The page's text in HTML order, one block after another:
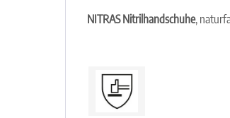
NITRAS Nitrilhandschuhe,